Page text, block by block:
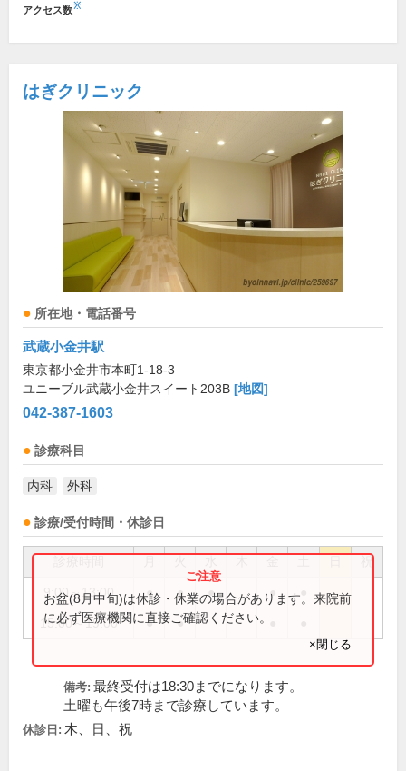
アクセス数※
はぎクリニック
所在地・電話番号
武蔵小金井駅
東京都小金井市本町1-18-3
ユニーブル武蔵小金井スイート203B [地図]
042-387-1603
診療科目
内科 外科
診療/受付時間・休診日
祝
9:00～13:00 ● ● ● ●
15:00～19:00 ● ●
お盆(8月中旬)は休診・休業の場合があります。来院前
に必ず医療機関に直接ご確認ください。
×閉じる
備考: 最終受付は18:30までになります。
土曜も午後7時まで診療しています。
休診日: 木、日、祝